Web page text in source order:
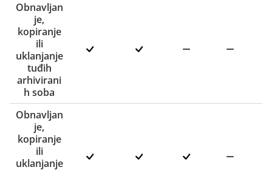
Obnavljan
je,
kopiranje
ili
uklanjanje
tuđih
arhivirani
h soba
Obnavljan
je,
kopiranje
ili
uklanjanje